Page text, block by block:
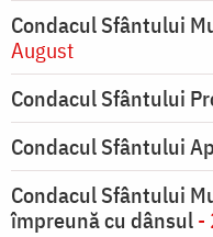
Condacul Sfântului
August
Condacul Sfântului
Condacul Sfântului
Condacul Sfântului
împreună cu dânsul-